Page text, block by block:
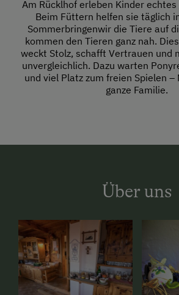
Am Rücklhof erleben Kinder
Beim Füttern helfen sie täglich
Sommerbringenwir die Tiere auf
kommen den Tieren ganz nah.
weckt Stolz, schafft Vertrauen und
unvergleichlich. Dazu warten
und viel Platz zum freien Spielen
ganze Familie.
Über uns